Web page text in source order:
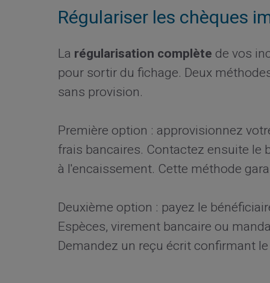
Régulariser les chèques
La régularisation complète de vos
pour sortir du fichage. Deux
sans provision.
Première option : approvisionnez
frais bancaires. Contactez ensuite le
à l'encaissement. Cette méthode
Deuxième option : payez le
Espèces, virement bancaire ou
Demandez un reçu écrit confirmant